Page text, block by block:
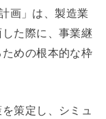
画」は、製造業
た際に、事業継
めの根本的な枠
策定し、シミュ